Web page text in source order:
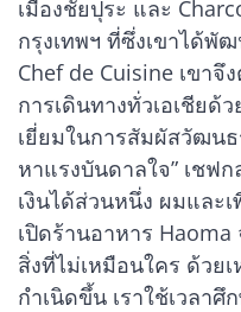
เมืองชัยปุระ และ
กรุงเทพฯ ที่ซึ่งเขาได้พั
Chef de Cuisine เขา
การเดินทางทั่วเอเชียด้
เยี่ยมในการสัมผัสวัฒน
หาแรงบันดาลใจ” เชฟ
เงินได้ส่วนหนึ่ง ผมและ
เปิดร้านอาหาร
สิ่งที่ไม่เหมือนใคร ด้วย
กำเนิดขึ้น เราใช้เวลา